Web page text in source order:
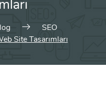
SEO
Site Tasarımları